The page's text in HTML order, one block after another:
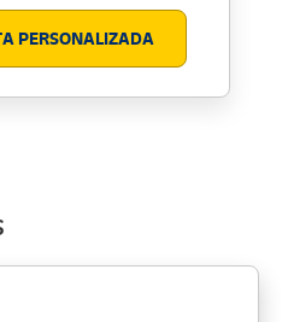
PERSONALIZADA